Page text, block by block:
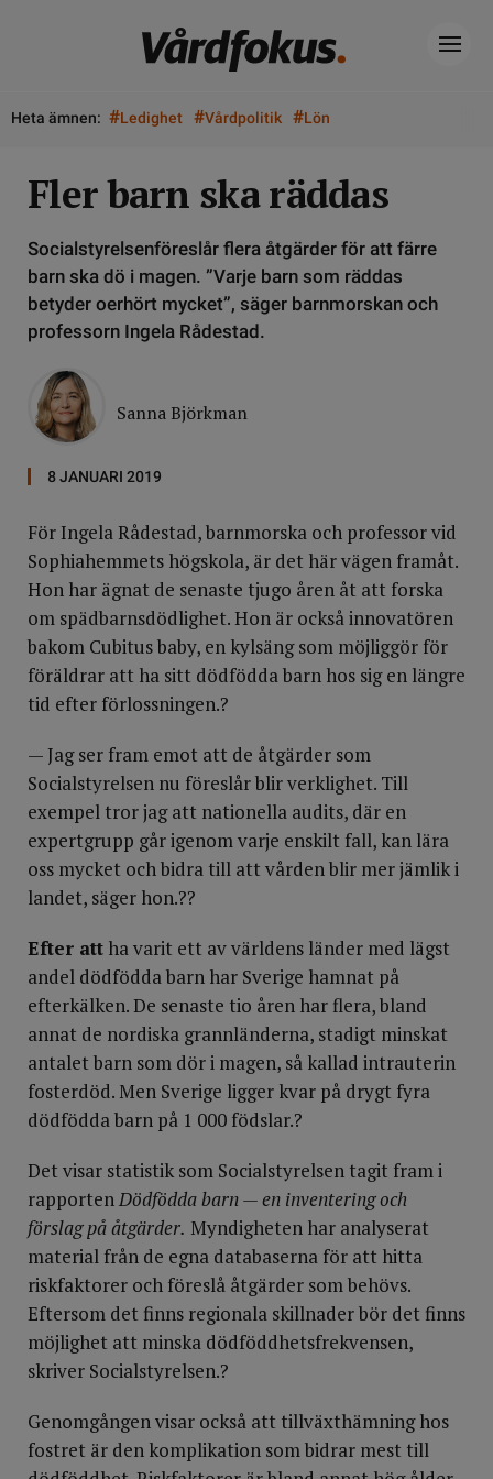
Heta ämnen: #Ledighet #Vårdpolitik #Lön
Fler barn ska räddas
Socialstyrelsenföreslår flera åtgärder för att färre
barn ska dö i magen. ”Varje barn som räddas
betyder oerhört mycket”, säger barnmorskan och
professorn Ingela Rådestad.
Sanna Björkman
8 JANUARI 2019
För Ingela Rådestad, barnmorska och professor vid
Sophiahemmets högskola, är det här vägen framåt.
Hon har ägnat de senaste tjugo åren åt att forska
om spädbarnsdödlighet. Hon är också innovatören
bakom Cubitus baby, en kylsäng som möjliggör för
föräldrar att ha sitt dödfödda barn hos sig en längre
tid efter förlossningen.?
— Jag ser fram emot att de åtgärder som
Socialstyrelsen nu föreslår blir verklighet. Till
exempel tror jag att nationella audits, där en
expertgrupp går igenom varje enskilt fall, kan lära
oss mycket och bidra till att vården blir mer jämlik i
landet, säger hon.??
Efter att ha varit ett av världens länder med lägst
andel dödfödda barn har Sverige hamnat på
efterkälken. De senaste tio åren har flera, bland
annat de nordiska grannländerna, stadigt minskat
antalet barn som dör i magen, så kallad intrauterin
fosterdöd. Men Sverige ligger kvar på drygt fyra
dödfödda barn på 1 000 födslar.?
Det visar statistik som Socialstyrelsen tagit fram i
rapportenDödfödda barn — en inventering och
förslag på åtgärder. Myndigheten har analyserat
material från de egna databaserna för att hitta
riskfaktorer och föreslå åtgärder som behövs.
Eftersom det finns regionala skillnader bör det finns
möjlighet att minska dödföddhets­frekvensen,
skriver Socialstyrelsen.?
Genomgången visar också att tillväxthämning hos
fostret är den komplikation som bidrar mest till